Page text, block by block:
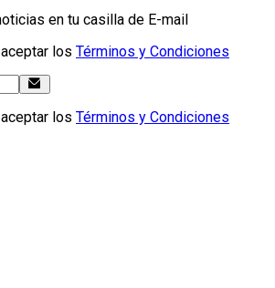
en tu casilla de E-mail
los Términos y Condiciones
los Términos y Condiciones